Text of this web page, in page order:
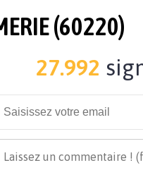
(60220)
27.992